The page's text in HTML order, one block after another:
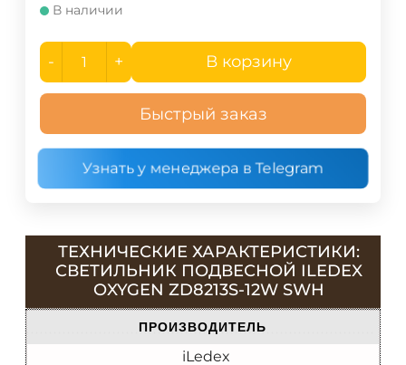
В наличии
- + В корзину
Быстрый заказ
Узнать у менеджера в Telegram
ТЕХНИЧЕСКИЕ ХАРАКТЕРИСТИКИ:
СВЕТИЛЬНИК ПОДВЕСНОЙ ILEDEX
OXYGEN ZD8213S-12W SWH
ПРОИЗВОДИТЕЛЬ
iLedex